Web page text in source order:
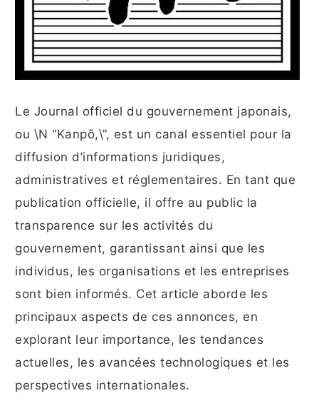
Le Journal officiel du gouvernement japonais,
ou \N “Kanpō,\”, est un canal essentiel pour la
diffusion d’informations juridiques,
administratives et réglementaires. En tant que
publication officielle, il offre au public la
transparence sur les activités du
gouvernement, garantissant ainsi que les
individus, les organisations et les entreprises
sont bien informés. Cet article aborde les
principaux aspects de ces annonces, en
explorant leur importance, les tendances
actuelles, les avancées technologiques et les
perspectives internationales.